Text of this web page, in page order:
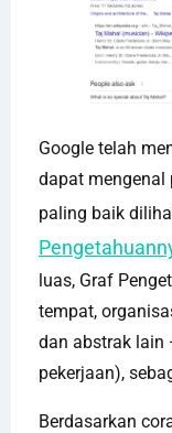
Google telah
dapat mengenal
paling baik
luas, Graf
tempat,
dan abstrak lain
pekerjaan),
Berdasarkan